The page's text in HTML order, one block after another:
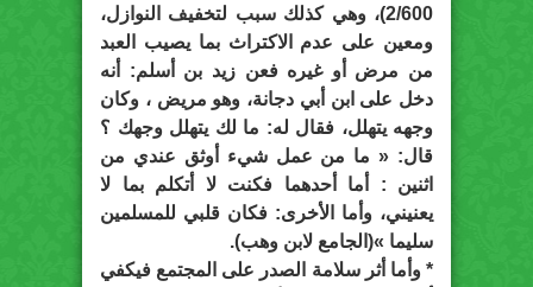
2/600)، وهي كذلك سبب لتخفيف النوازل،
ومعين على عدم الاكتراث بما يصيب العبد
من مرض أو غيره فعن زيد بن أسلم: أنه
دخل على ابن أبي دجانة، وهو مريض ، وكان
وجهه يتهلل، فقال له: ما لك يتهلل وجهك ؟
قال: « ما من عمل شيء أوثق عندي من
اثنين : أما أحدهما فكنت لا أتكلم بما لا
يعنيني، وأما الأخرى: فكان قلبي للمسلمين
سليما »(الجامع لابن وهب).
* وأما أثر سلامة الصدر على المجتمع فيكفي